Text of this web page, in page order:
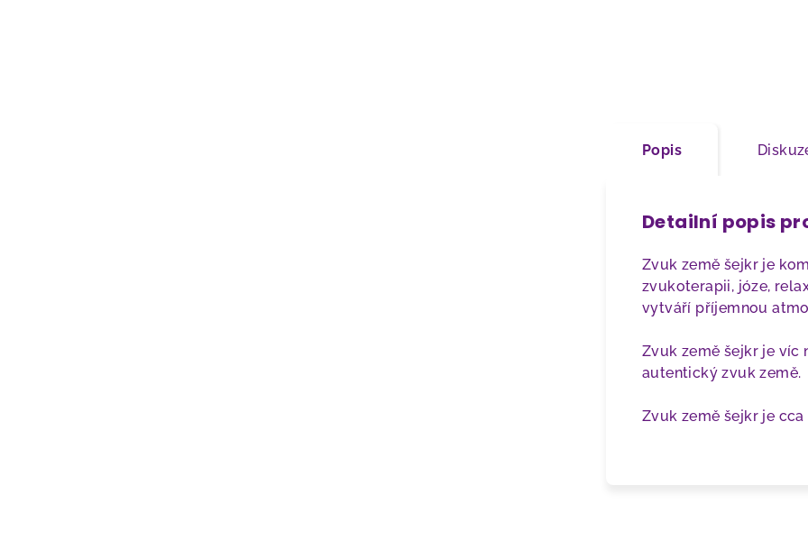
Popis
Detailní popis
Zvuk země šejkr je
zvukoterapii, józe,
vytváří příjemnou
Zvuk země šejkr je víc
autentický zvuk země.
Zvuk země šejkr je